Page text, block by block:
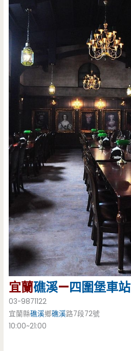
宜蘭礁溪—四圍堡車站
03-9871122
宜蘭縣礁溪鄉礁溪路7段72號
10:00~21:00